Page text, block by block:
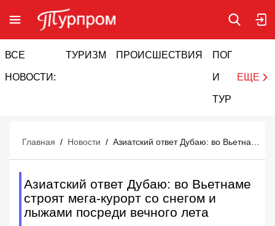
ВСЕ
НОВОСТИ:
ТУРИЗМ ПРОИСШЕСТВИЯ ПОГОДА
И
ТУРИЗМ
ЕЩЕ
Главная / Новости /
Азиатский ответ Дубаю: во Вьетнаме
строят мега-курорт со снегом и
лыжами посреди вечного лета